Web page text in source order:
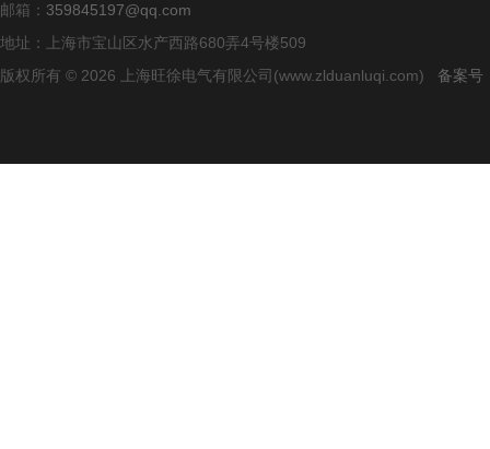
邮箱： 359845197@qq.com
地址：上海市宝山区水产西路680弄4号楼509
版权所有 © 2026 上海旺徐电气有限公司(www.zlduanluqi.com) 备案号